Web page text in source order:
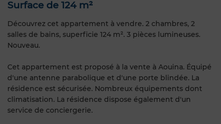
Surface de 124 m²
Découvrez cet appartement à vendre. 2 chambres, 2
salles de bains, superficie 124 m². 3 pièces lumineuses.
Nouveau.
Cet appartement est proposé à la vente à Aouina. Équipé
d'une antenne parabolique et d'une porte blindée. La
résidence est sécurisée. Nombreux équipements dont
climatisation. La résidence dispose également d'un
service de conciergerie.